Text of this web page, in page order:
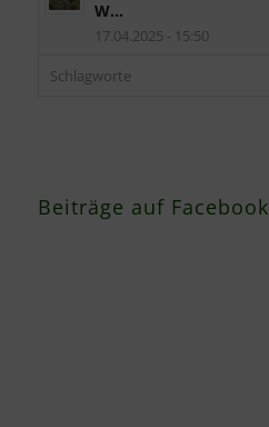
W...
17.04.2025 - 15:50
Schlagworte
Beiträge auf Facebook